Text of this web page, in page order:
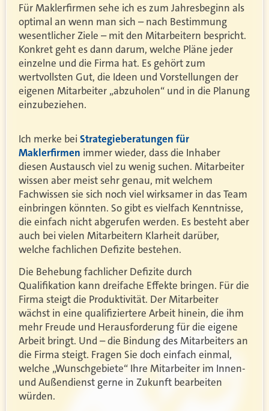
Für Maklerfirmen sehe ich es zum Jahresbeginn als
optimal an wenn man sich – nach Bestimmung
wesentlicher Ziele – mit den Mitarbeitern bespricht.
Konkret geht es dann darum, welche Pläne jeder
einzelne und die Firma hat. Es gehört zum
wertvollsten Gut, die Ideen und Vorstellungen der
eigenen Mitarbeiter „abzuholen“ und in die Planung
einzubeziehen.
Ich merke bei Strategieberatungen für
Maklerfirmen immer wieder, dass die Inhaber
diesen Austausch viel zu wenig suchen. Mitarbeiter
wissen aber meist sehr genau, mit welchem
Fachwissen sie sich noch viel wirksamer in das Team
einbringen könnten. So gibt es vielfach Kenntnisse,
die einfach nicht abgerufen werden. Es besteht aber
auch bei vielen Mitarbeitern Klarheit darüber,
welche fachlichen Defizite bestehen.
Die Behebung fachlicher Defizite durch
Qualifikation kann dreifache Effekte bringen. Für die
Firma steigt die Produktivität. Der Mitarbeiter
wächst in eine qualifiziertere Arbeit hinein, die ihm
mehr Freude und Herausforderung für die eigene
Arbeit bringt. Und – die Bindung des Mitarbeiters an
die Firma steigt. Fragen Sie doch einfach einmal,
welche „Wunschgebiete“ Ihre Mitarbeiter im Innen-
und Außendienst gerne in Zukunft bearbeiten
würden.